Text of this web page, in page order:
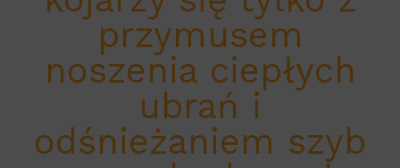
przymusem
noszenia ciepłych
ubrań i
odśnieżaniem szyb